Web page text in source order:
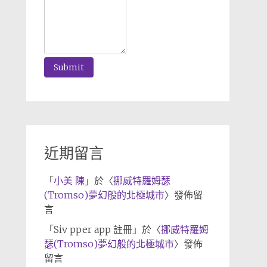
近期留言
「小美 陳 」於〈挪威特羅姆瑟
(Tromso)夢幻般的北極城市〉發佈留
言
「Siv pper app 註冊」於〈挪威特羅姆
瑟(Tromso)夢幻般的北極城市〉發佈
留言